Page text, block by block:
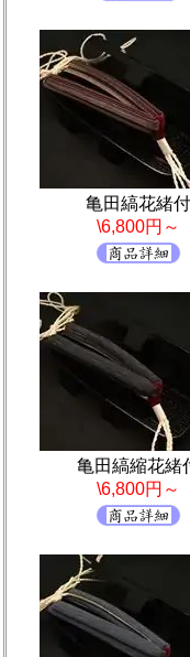
亀田縞花緒付
\6,800円～
亀田縞縮花緒
\6,800円～